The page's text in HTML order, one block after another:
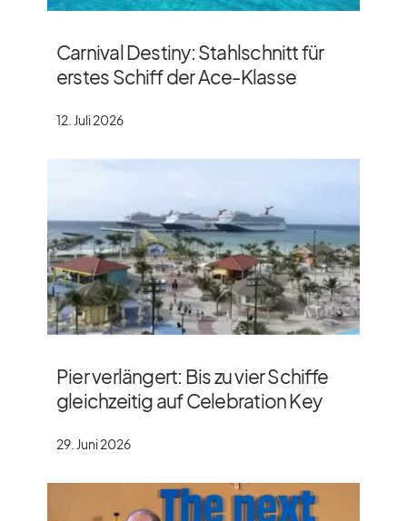
Carnival Destiny: Stahlschnitt für
erstes Schiff der Ace-Klasse
12. Juli 2026
Pier verlängert: Bis zu vier Schiffe
gleichzeitig auf Celebration Key
29. Juni 2026